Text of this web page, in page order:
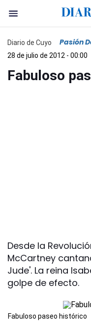
Diario de Cuyo Pasión
28 de julio de 2012 - 00:00
Fabuloso
Desde la
McCartney
Jude'. La reina
golpe de efecto.
Fabuloso paseo histórico